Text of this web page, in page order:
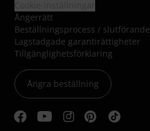
Ångerrätt
Beställningsprocess /
Lagstadgade garantirättigheter
Tillgänglighetsförklaring
Ångra beställning